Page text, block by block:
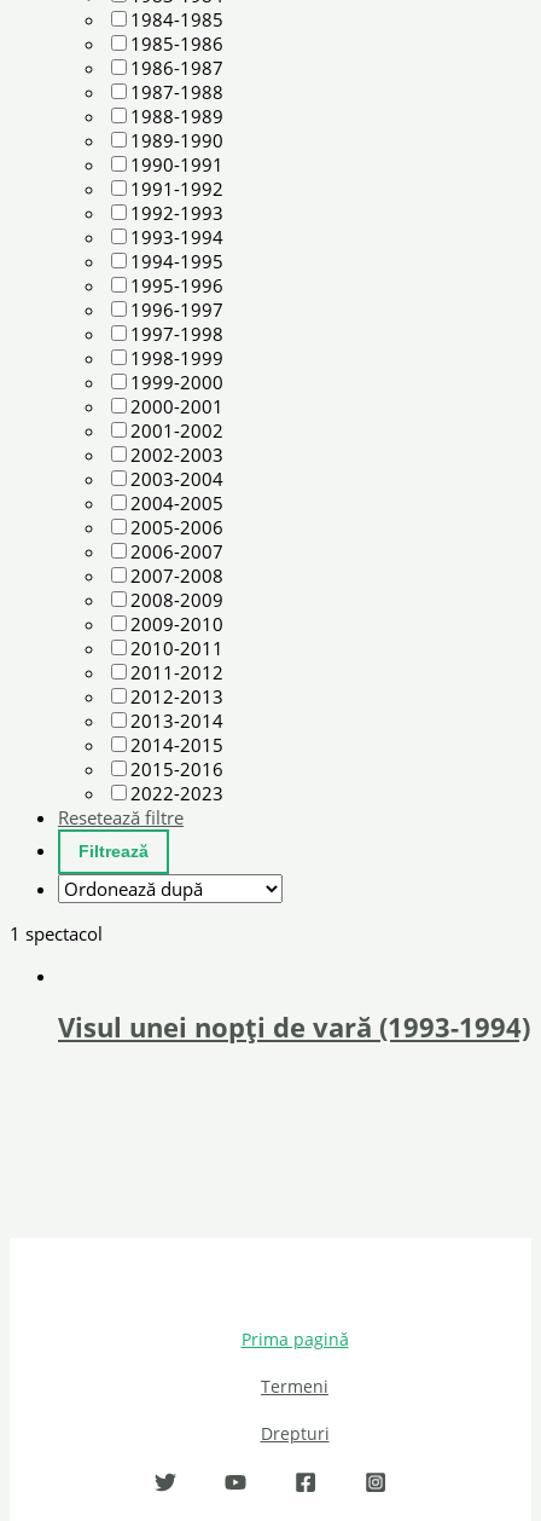
1984-1985
1985-1986
1986-1987
1987-1988
1988-1989
1989-1990
1990-1991
1991-1992
1992-1993
1993-1994
1994-1995
1995-1996
1996-1997
1997-1998
1998-1999
1999-2000
2000-2001
2001-2002
2002-2003
2003-2004
2004-2005
2005-2006
2006-2007
2007-2008
2008-2009
2009-2010
2010-2011
2011-2012
2012-2013
2013-2014
2014-2015
2015-2016
2022-2023
Resetează filtre
1 spectacol
Visul unei nopți de vară (1993-1994)
Prima pagină
Termeni
Drepturi